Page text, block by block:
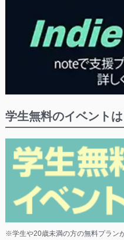
学生無料のイベント
※学生や20歳未満の方の無料プラン